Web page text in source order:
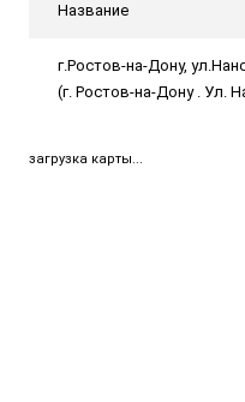
Название
г.Ростов-на-Дону,
(г. Ростов-на-Дону . Ул.
загрузка карты...